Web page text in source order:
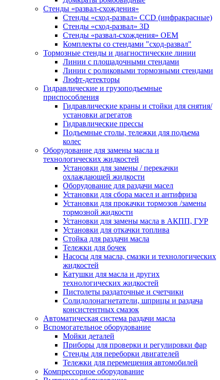
Стенды «развал-схождения»
Стенды «сход-развал» CCD (инфракрасные)
Стенды «сход-развал» 3D
Стенды «развал-схождения» ОЕМ
Комплекты со стендами "сход-развал"
Тормозные стенды и диагностические линии
Линии с площадочными стендами
Линии с роликовыми тормозными стендами
Люфт-детекторы
Гидравлические и грузоподъемные
приспособления
Гидравлические краны и стойки для снятия/
установки агрегатов
Гидравлические прессы
Подъемные столы, тележки для подъема
колес
Оборудование для замены масла и
технологических жидкостей
Установки для замены / перекачки
охлаждающей жидкости
Оборудование для раздачи масел
Установки для сбора масел и антифриза
Установки для прокачки тормозов /замены
тормозной жидкости
Установки для замены масла в АКПП, ГУР
Установки для откачки топлива
Стойка для раздачи масла
Тележки для бочек
Насосы для масла, смазки и технологических
жидкостей
Катушки для масла и других
технологических жидкостей
Пистолеты раздаточные и счетчики
Солидолонагнетатели, шприцы и раздача
консистентных смазок
Автоматическая система раздачи масла
Вспомогательное оборудование
Мойки деталей
Приборы для проверки и регулировки фар
Стенды для переборки двигателей
Тележки для перемещения автомобилей
Компрессорное оборудование